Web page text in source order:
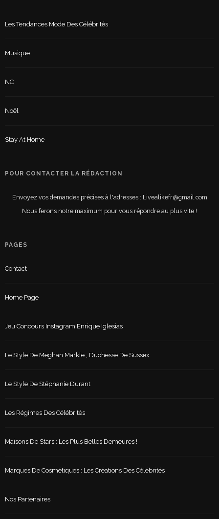
Les Tendances Mode Des Célébrités
Musique
NC
Noël
Stay At Home
POUR CONTACTER LA RÉDACTION
Envoyez vos demandes précises à l'adresses : Livealikefr@gmail.com
Nous ferons notre maximum pour vous répondre au plus vite !
PAGES
Contact
Home Page
Jeu Concours Instagram Enrique Iglesias
Le Style De Meghan Markle , Duchesse De Sussex
Le Style De Stéphanie Durant
Les Régimes Des Célébrités
Maisons De Stars : Les Plus Belles Demeures !
Marques De Cosmétiques : Les Créations Des Célébrités
Nos Partenaires